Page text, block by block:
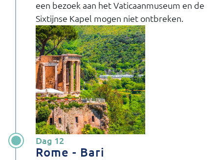
een bezoek aan het Vaticaanmuseum en de
Sixtijnse Kapel mogen niet ontbreken.
Dag 12
Rome - Bari